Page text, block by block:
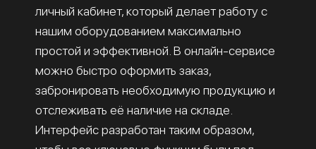
личный кабинет, который делает работу с
нашим оборудованием максимально
простой и эффективной. В онлайн-сервисе
можно быстро оформить заказ,
забронировать необходимую продукцию и
отслеживать её наличие на складе.
Интерфейс разработан таким образом,